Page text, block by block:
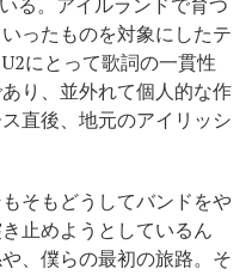
ったものを対象にしたテ
にとって歌詞の一貫性
り、並外れて個人的な作
直後、地元のアイリッシ
そもどうしてバンドをや
止めようとしているん
、僕らの最初の旅路。そ